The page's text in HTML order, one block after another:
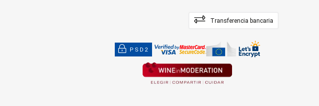
Transferencia bancaria
PSD2